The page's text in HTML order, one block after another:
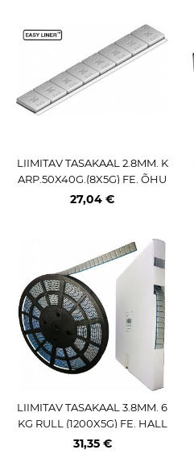
LIIMITAV TASAKAAL 2.8MM. K
ARP.50X40G.(8X5G) FE. ÕHU
KE. TSINGITUD (TRAX ST)
27,04 €
LIIMITAV TASAKAAL 3.8MM. 6
KG RULL (1200X5G) FE. HALL
PULBERV (ECO)
31,35 €